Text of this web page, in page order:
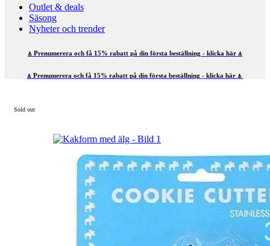
Outlet & deals
Säsong
Nyheter och trender
⍋ Prenumerera och få 15% rabatt på din första beställning - klicka här ⍋
⍋ Prenumerera och få 15% rabatt på din första beställning - klicka här ⍋
Sold out